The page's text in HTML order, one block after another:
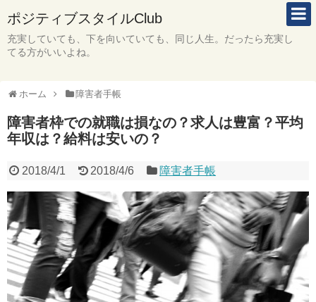
ポジティブスタイルClub
充実していても、下を向いていても、同じ人生。だったら充実し
てる方がいいよね。
ホーム 障害者手帳
障害者枠での就職は損なの？求人は豊富？平均
年収は？給料は安いの？
2018/4/1 2018/4/6 障害者手帳